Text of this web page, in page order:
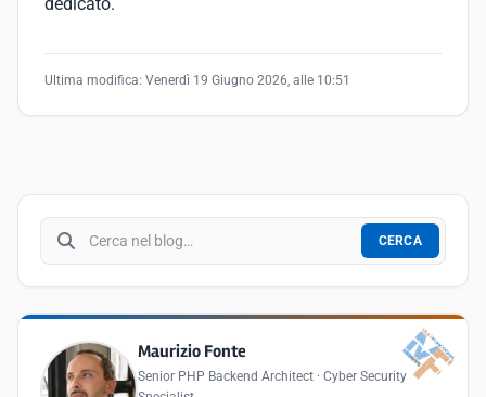
Ultima modifica: Venerdì 19 Giugno 2026, alle 10:51
Cerca nel blog
CERCA
Maurizio Fonte
Senior PHP Backend Architect · Cyber Security